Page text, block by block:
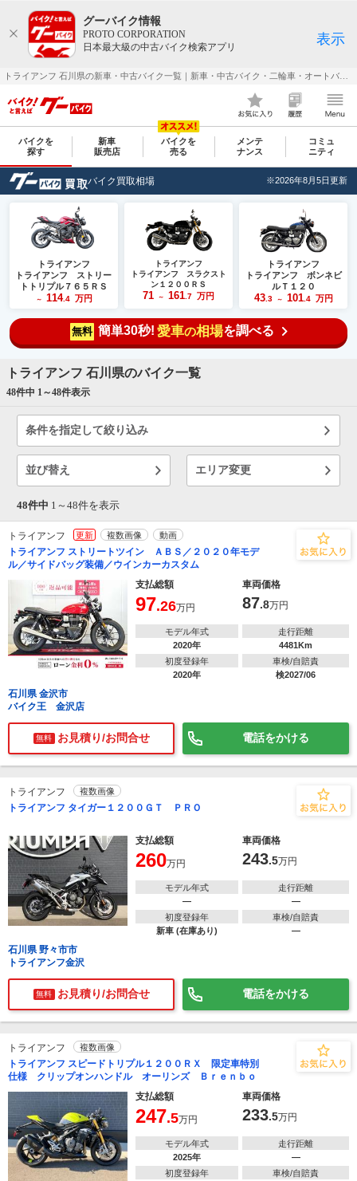
グーバイク情報
PROTO CORPORATION
日本最大級の中古バイク検索アプリ
表示
バイクを
探す
新車
販売店
バイクを
売る
メンテ
ナンス
コミュ
ニティ
バイク買取相場 ※2026年8月5日更新
トライアンフ
トライアンフ ストリー
トトリプル７６５ＲＳ
～ 114.4 万円
トライアンフ
トライアンフ スラクスト
ン１２００ＲＳ
71 ～ 161 .7 万円
トライアンフ
トライアンフ ボンネビ
ルＴ１２０
43.3 ～ 101.4 万円
無料 簡単30秒! 愛車の相場を調べる
トライアンフ 石川県のバイク一覧
48件中 1～48件表示
条件を指定して絞り込み
並び替え エリア変更
48件中 1～ 48件を表示
トライアンフ 更新 複数画像 動画
トライアンフ ストリートツイン ＡＢＳ／２０２０年モデ
ル／サイドバッグ装備／ウインカーカスタム
支払総額
車両価格
97.26万円 87.8万円
モデル年式
2020年
走行距離
4481Km
初度登録年
2020年
車検/自賠責
検2027/06
石川県 金沢市
バイク王 金沢店
無料 お見積り/お問合せ 電話をかける
トライアンフ 複数画像
トライアンフ タイガー１２００ＧＴ ＰＲＯ
支払総額 車両価格
260万円 243.5万円
モデル年式
―
走行距離
―
初度登録年
新車 (在庫あり)
車検/自賠責
―
石川県 野々市市
トライアンフ金沢
無料 お見積り/お問合せ 電話をかける
トライアンフ 複数画像
トライアンフ スピードトリプル１２００ＲＸ 限定車特別
仕様 クリップオンハンドル オーリンズ Ｂｒｅｎｂｏ
支払総額
車両価格
247.5万円 233.5万円
モデル年式
2025年
走行距離
―
初度登録年
車検/自賠責